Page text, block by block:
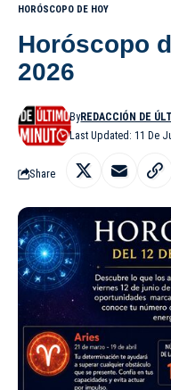
HORÓSCOPO DE HOY
Horóscopo
2026
Last Updated: 11 De
ByREDACCIÓN DE
Share